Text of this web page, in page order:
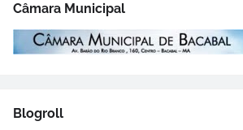
Câmara Municipal
Blogroll